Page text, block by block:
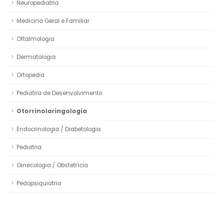
Neuropediatria
Medicina Geral e Familiar
Oftalmologia
Dermatologia
Ortopedia
Pediatria de Desenvolvimento
Otorrinolaringologia
Endocrinologia / Diabetologia
Pediatria
Ginecologia / Obstetrícia
Pedopsiquiatria